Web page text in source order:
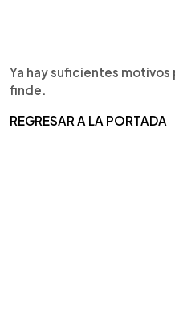
Ya hay suficientes
finde.
REGRESAR A LA PORTADA